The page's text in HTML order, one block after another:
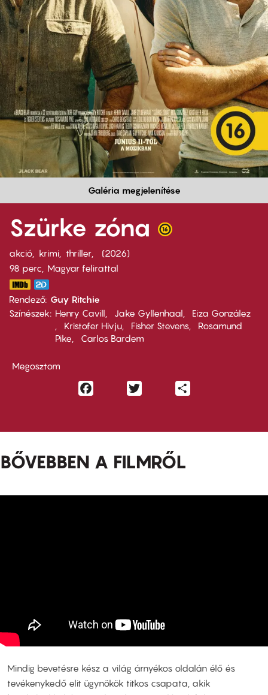
Galéria megjelenítése
Szürke zóna
akció krimi thriller
2026
98 perc,
Magyar felirattal
Rendező Guy Ritchie
Színészek
Henry Cavill Jake Gyllenhaal
Eiza González
Kristofer Hivju
Fisher Stevens
Rosamund
Pike
Carlos Bardem
Megosztom
Facebook
BŐVEBBEN A FILMRŐL
Mindig bevetésre kész a világ árnyékos oldalán élő és
tevékenykedő elit ügynökök titkos csapata, akik